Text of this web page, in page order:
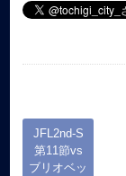
JFL2nd-S
第11節vs
ブリオベッ